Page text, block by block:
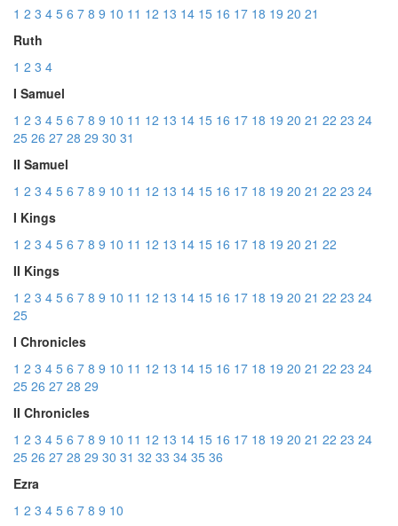
1 2 3 4 5 6 7 8 9 10 11 12 13 14 15 16 17 18 19 20 21
Ruth
1 2 3 4
I Samuel
1 2 3 4 5 6 7 8 9 10 11 12 13 14 15 16 17 18 19 20 21 22 23 24
25 26 27 28 29 30 31
II Samuel
1 2 3 4 5 6 7 8 9 10 11 12 13 14 15 16 17 18 19 20 21 22 23 24
I Kings
1 2 3 4 5 6 7 8 9 10 11 12 13 14 15 16 17 18 19 20 21 22
II Kings
1 2 3 4 5 6 7 8 9 10 11 12 13 14 15 16 17 18 19 20 21 22 23 24
25
I Chronicles
1 2 3 4 5 6 7 8 9 10 11 12 13 14 15 16 17 18 19 20 21 22 23 24
25 26 27 28 29
II Chronicles
1 2 3 4 5 6 7 8 9 10 11 12 13 14 15 16 17 18 19 20 21 22 23 24
25 26 27 28 29 30 31 32 33 34 35 36
Ezra
1 2 3 4 5 6 7 8 9 10